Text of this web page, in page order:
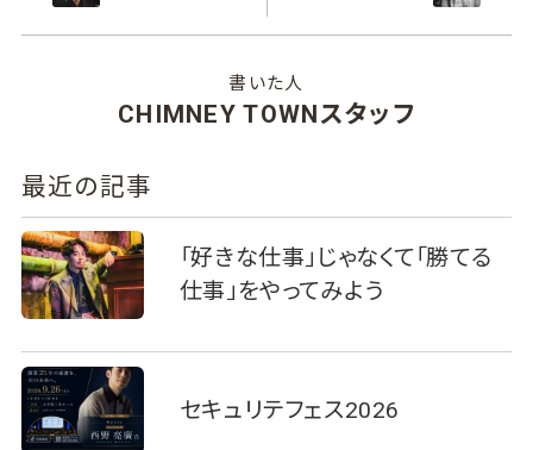
書いた人
CHIMNEY TOWNスタッフ
最近の記事
「好きな仕事」じゃなくて「勝てる
仕事」をやってみよう
セキュリテフェス2026